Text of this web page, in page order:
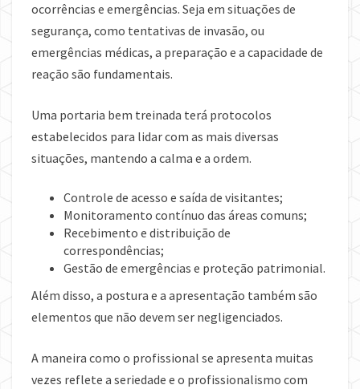
ocorrências e emergências. Seja em situações de
segurança, como tentativas de invasão, ou
emergências médicas, a preparação e a capacidade de
reação são fundamentais.
Uma portaria bem treinada terá protocolos
estabelecidos para lidar com as mais diversas
situações, mantendo a calma e a ordem.
Controle de acesso e saída de visitantes;
Monitoramento contínuo das áreas comuns;
Recebimento e distribuição de
correspondências;
Gestão de emergências e proteção patrimonial.
Além disso, a postura e a apresentação também são
elementos que não devem ser negligenciados.
A maneira como o profissional se apresenta muitas
vezes reflete a seriedade e o profissionalismo com